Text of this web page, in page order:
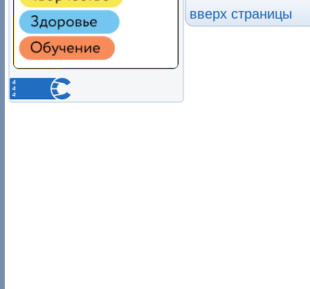
вверх страницы